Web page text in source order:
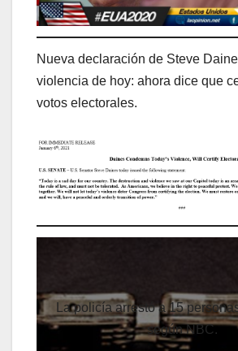
Nueva declaración de Steve
violencia de hoy: ahora dice que
votos electorales.
La policía arrestó a 15
según NBC.